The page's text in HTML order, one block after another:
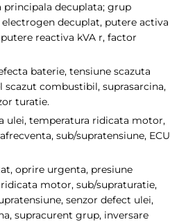
decuplata; grup
decuplat, putere activa
reactiva kVA r, factor
baterie, tensiune scazuta
scazut combustibil, suprasarcina,
turatie.
ulei, temperatura ridicata motor,
sub/supratensiune, ECU
oprire urgenta, presiune
motor, sub/supraturatie,
senzor defect ulei,
supracurent grup, inversare